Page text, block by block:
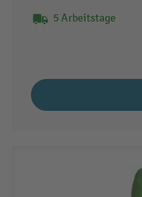
5 Arbeitstage